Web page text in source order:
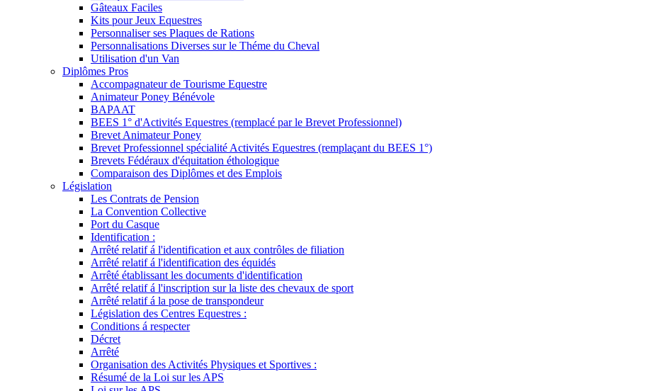
Gâteaux Faciles
Kits pour Jeux Equestres
Personnaliser ses Plaques de Rations
Personnalisations Diverses sur le Théme du Cheval
Utilisation d'un Van
Diplômes Pros
Accompagnateur de Tourisme Equestre
Animateur Poney Bénévole
BAPAAT
BEES 1° d'Activités Equestres (remplacé par le Brevet Professionnel)
Brevet Animateur Poney
Brevet Professionnel spécialité Activités Equestres (remplaçant du BEES 1°)
Brevets Fédéraux d'équitation éthologique
Comparaison des Diplômes et des Emplois
Législation
Les Contrats de Pension
La Convention Collective
Port du Casque
Identification :
Arrêté relatif á l'identification et aux contrôles de filiation
Arrêté relatif á l'identification des équidés
Arrêté établissant les documents d'identification
Arrêté relatif á l'inscription sur la liste des chevaux de sport
Arrêté relatif á la pose de transpondeur
Législation des Centres Equestres :
Conditions á respecter
Décret
Arrêté
Organisation des Activités Physiques et Sportives :
Résumé de la Loi sur les APS